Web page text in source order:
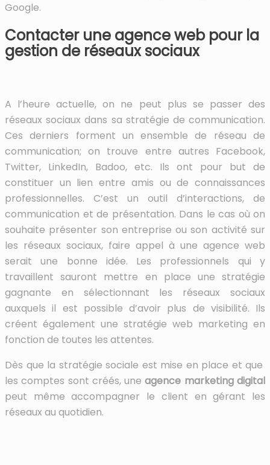
Google.
Contacter une agence web pour la
gestion de réseaux sociaux
A l’heure actuelle, on ne peut plus se passer des
réseaux sociaux dans sa stratégie de communication.
Ces derniers forment un ensemble de réseau de
communication; on trouve entre autres Facebook,
Twitter, LinkedIn, Badoo, etc. Ils ont pour but de
constituer un lien entre amis ou de connaissances
professionnelles. C’est un outil d’interactions, de
communication et de présentation. Dans le cas où on
souhaite présenter son entreprise ou son activité sur
les réseaux sociaux, faire appel à une agence web
serait une bonne idée. Les professionnels qui y
travaillent sauront mettre en place une stratégie
gagnante en sélectionnant les réseaux sociaux
auxquels il est possible d’avoir plus de visibilité. Ils
créent également une stratégie web marketing en
fonction de toutes les attentes.
Dès que la stratégie sociale est mise en place et que
les comptes sont créés, uneagence marketing digital
peut même accompagner le client en gérant les
réseaux au quotidien.